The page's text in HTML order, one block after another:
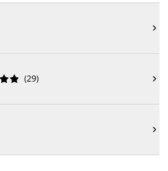



 (29) 
